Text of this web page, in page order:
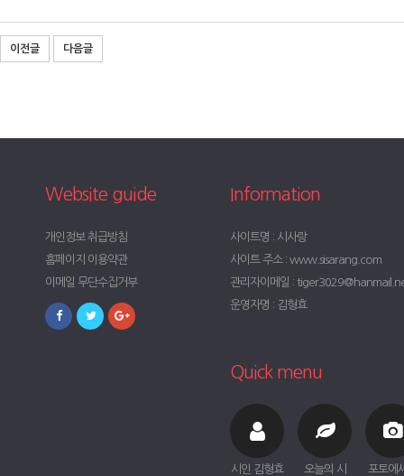
이전글 다음글
Website guide
개인정보 취급방침
홈페이지 이용약관
이메일 무단수집거부
Information
사이트명 : 시사랑
사이트 주소 : www.sisarang.com
관리자이메일 :
운영자명 : 김형효
Quick menu
시인 김형효 오늘의 시 포토에